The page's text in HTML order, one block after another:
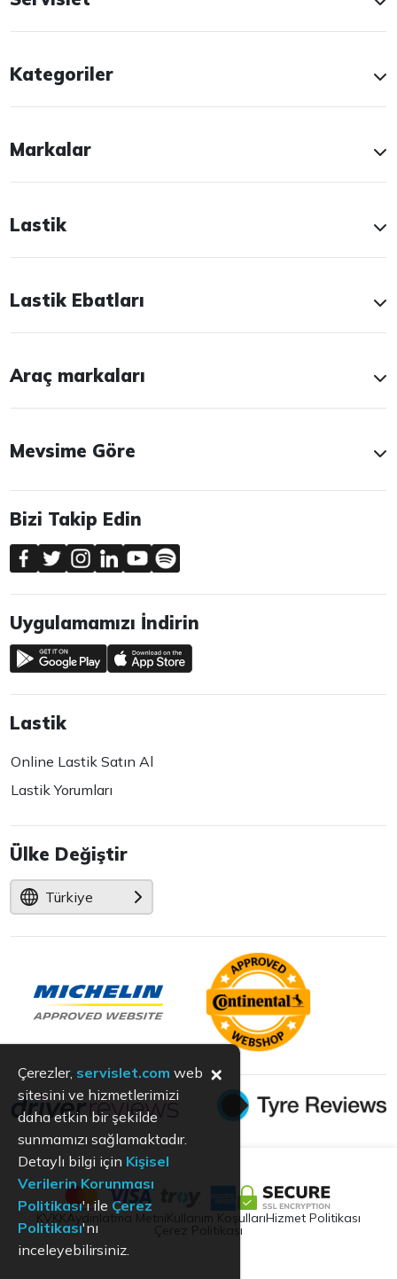
Kategoriler
Markalar
Lastik
Lastik Ebatları
Araç markaları
Mevsime Göre
Bizi Takip Edin
Uygulamamızı İndirin
Lastik
Online Lastik Satın Al
Lastik Yorumları
Ülke Değiştir
Türkiye
Aydınlatma Metni Kullanım KoşullarıHizmet Politikası
Çerez Politikası
Çerezler, servislet.com web
sitesini ve hizmetlerimizi
daha etkin bir şekilde
sunmamızı sağlamaktadır.
Detaylı bilgi için Kişisel
Verilerin Korunması
Politikası'ı ile Çerez
Politikası'nı
inceleyebilirsiniz.
×